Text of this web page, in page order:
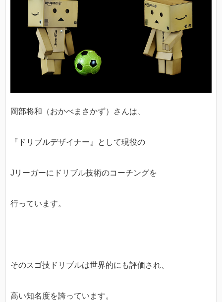
岡部将和（おかべまさかず）さんは、
『ドリブルデザイナー』として現役の
Jリーガーにドリブル技術のコーチングを
行っています。
そのスゴ技ドリブルは世界的にも評価され、
高い知名度を誇っています。